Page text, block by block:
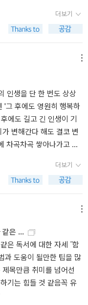
뷰는 제가 썼습니다...만
고 있음약간 삐딱한 시
직까진...저의 편협한 생각
운 책은책을 잘 읽지 않는
은 내용도 좋고 서두에
보면 서두에서 말한 것보
중간인 것 같습니다.인
... 하지만 독서초보가 접
로 별로 흔치 않다고는 생
신화는 책을 읽고 싶지만
들에게부담을 안겨준다
안합니다.저자가 약간
함ㅋㅋㅋ위의 독서십덕
거든요?그건 독자의 선
이 어떤지는 몰라도유유
고...독서를 진지하게 하
정말 아름다운
이라는 세계> 나오기 전
경스러워요왜냐면 애들
이 나만큼 존중하지 않기
그러거든여하지만 그런
더보기
'그 후에도 영원히 행복하
에도 길고 긴 인생이 기
변해간다 해도 결코 변
차곡차곡 쌓아나가고 싶
치는 것 말고는 뾰족한
상처를 내기가 도리어 쉽
었기 때문이다. 이미 상
라고 쉽게 단정했다. 사실
두려웠다. 너라면 할 수
거라는 말은 더 두려웠
떨었고, 바래고, 가벼워졌
더보기
같은 ...
은 독서에 대한 자세 ˝함
과 도움이 될만한 팁을 많
목만큼 취미를 넘어선
기는 힘들 것 같음꼭 유